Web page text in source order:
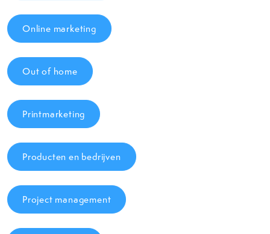
Online marketing
Out of home
Printmarketing
Producten en bedrijven
Project management